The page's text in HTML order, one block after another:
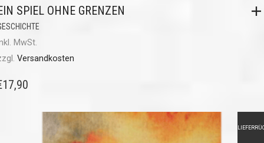
SPIEL OHNE GRENZEN
MwSt.
Versandkosten
17,90